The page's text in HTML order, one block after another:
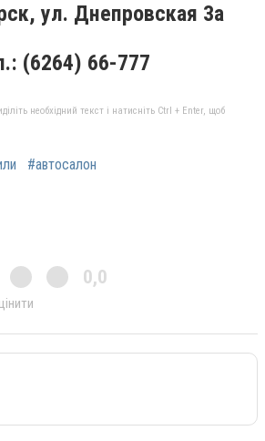
ул. Днепровская 3а
(6264) 66-777
необхідний текст і натисніть Ctrl + Enter, щоб
#автосалон
0,0